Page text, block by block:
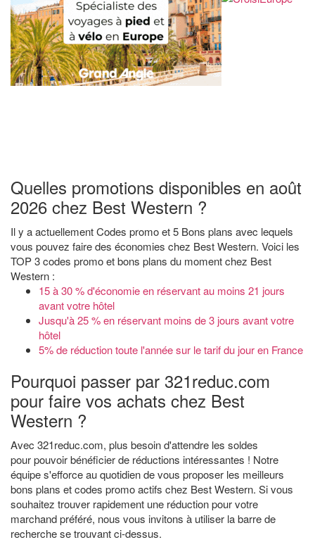
Quelles promotions disponibles en août
2026 chez Best Western ?
Il y a actuellement Codes promo et 5 Bons plans avec lequels
vous pouvez faire des économies chez Best Western. Voici les
TOP 3 codes promo et bons plans du moment chez Best
Western :
15 à 30 % d'économie en réservant au moins 21 jours
avant votre hôtel
Jusqu'à 25 % en réservant moins de 3 jours avant votre
hôtel
5% de réduction toute l'année sur le tarif du jour en France
Pourquoi passer par 321reduc.com
pour faire vos achats chez Best
Western ?
Avec 321reduc.com, plus besoin d'attendre les soldes
pour pouvoir bénéficier de réductions intéressantes ! Notre
équipe s'efforce au quotidien de vous proposer les meilleurs
bons plans et codes promo actifs chez Best Western. Si vous
souhaitez trouver rapidement une réduction pour votre
marchand préféré, nous vous invitons à utiliser la barre de
recherche se trouvant ci-dessus.